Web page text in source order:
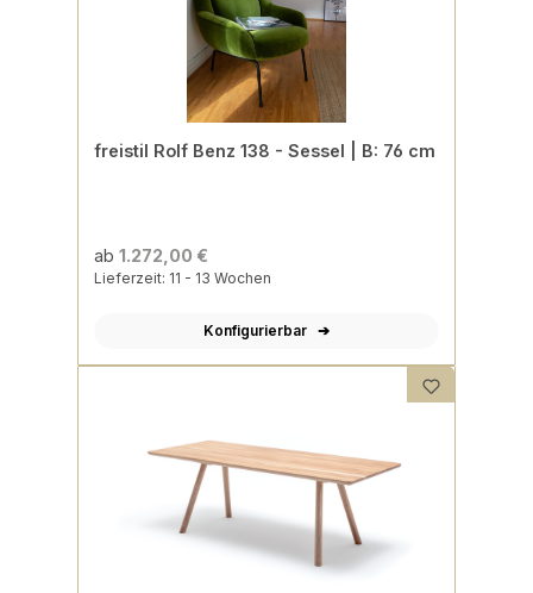
freistil Rolf Benz 138 - Sessel | B: 76 cm
ab 1.272,00 €
Lieferzeit: 11 - 13 Wochen
Konfigurierbar